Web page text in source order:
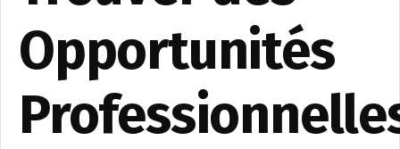
Opportunités